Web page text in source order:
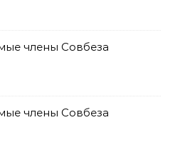
члены Совбеза
члены Совбеза